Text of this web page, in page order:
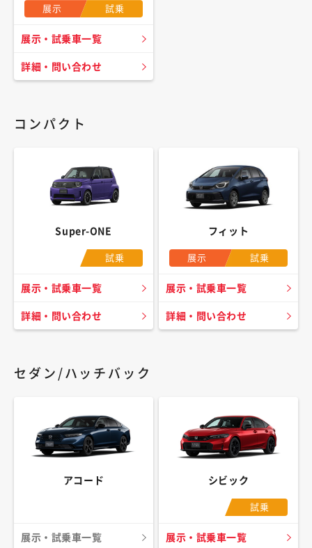
展示 試乗
展示・試乗車一覧
詳細・問い合わせ
コンパクト
Super-ONE
試乗
展示・試乗車一覧
詳細・問い合わせ
フィット
展示 試乗
展示・試乗車一覧
詳細・問い合わせ
セダン/ハッチバック
アコード
展示・試乗車一覧
シビック
試乗
展示・試乗車一覧